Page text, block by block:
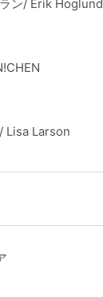
ン/ Erik Hoglund
Lisa Larson